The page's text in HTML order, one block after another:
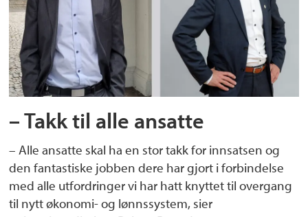
– Takk til alle ansatte
– Alle ansatte skal ha en stor takk for innsatsen og
den fantastiske jobben dere har gjort i forbindelse
med alle utfordringer vi har hatt knyttet til overgang
til nytt økonomi- og lønnssystem, sier